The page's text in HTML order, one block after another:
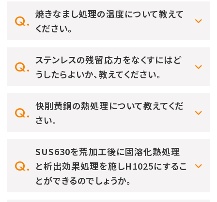
焼きなまし処理の温度について教えて
ください。
ステンレスの残留応力をなくすにはど
うしたらよいか、教えてください。
快削黄銅の熱処理について教えてくだ
さい。
SUS630を荒加工後に固溶化熱処理
と析出効果処理を施しH1025にするこ
とができるのでしょうか。